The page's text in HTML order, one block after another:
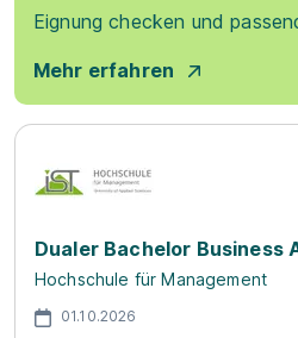
Eignung checken und
Mehr erfahren
Dualer Bachelor Business
Hochschule für Management
01.10.2026